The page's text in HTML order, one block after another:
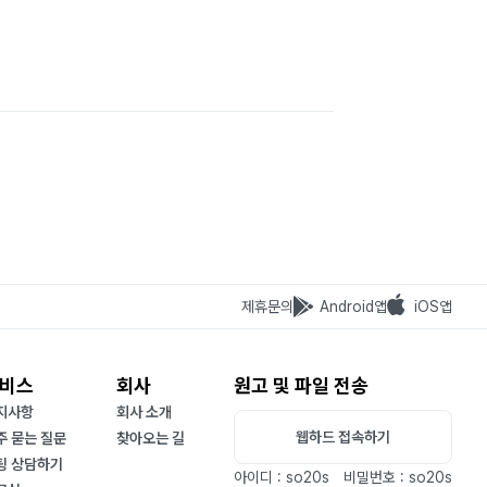
제휴문의 Android앱 iOS앱
스
사항
묻는 질문
상담하기
회사
회사 소개
찾아오는 길
원고 및 파일 전송
웹하드 접속하기
아이디 : so20s 비밀번호 : so20s